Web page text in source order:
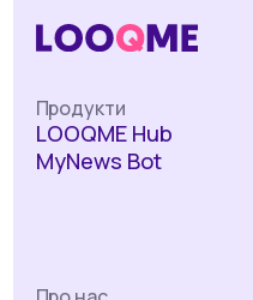
Продукти
LOOQME Hub
MyNews Bot